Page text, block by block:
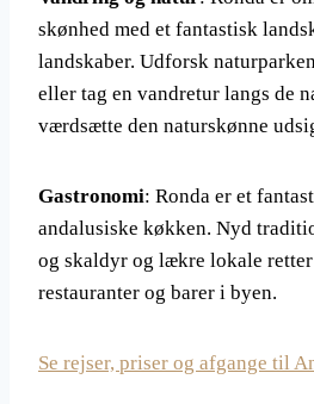
skønhed med et fantastisk
landskaber. Udforsk
eller tag en vandretur langs de
værdsætte den naturskønne
Gastronomi: Ronda er et
andalusiske køkken. Nyd
og skaldyr og lækre lokale retter
restauranter og barer i byen.
Se rejser, priser og afgange til